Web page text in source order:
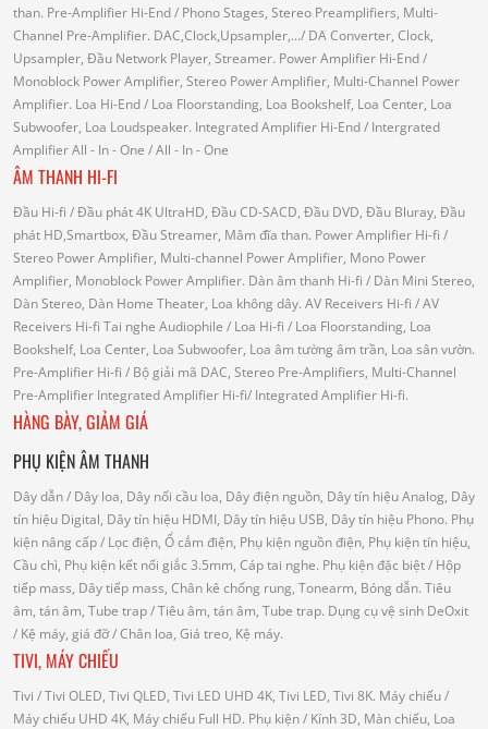
than. Pre-Amplifier Hi-End/ Phono Stages, Stereo Preamplifiers, Multi-
Channel Pre-Amplifier. DAC,Clock,Upsampler,.../ DA Converter, Clock,
Upsampler, Đầu Network Player, Streamer. Power Amplifier Hi-End/
Monoblock Power Amplifier, Stereo Power Amplifier, Multi-Channel Power
Amplifier. Loa Hi-End/ Loa Floorstanding, Loa Bookshelf, Loa Center, Loa
Subwoofer, Loa Loudspeaker. Integrated Amplifier Hi-End/ Intergrated
AmplifierAll - In - One / All - In - One
ÂM THANH HI-FI
Đầu Hi-fi / Đầu phát 4K UltraHD, Đầu CD-SACD, Đầu DVD, Đầu Bluray, Đầu
phát HD,Smartbox, Đầu Streamer, Mâm đĩa than. Power Amplifier Hi-fi /
Stereo Power Amplifier, Multi-channel Power Amplifier, Mono Power
Amplifier, Monoblock Power Amplifier. Dàn âm thanh Hi-fi / Dàn Mini Stereo,
Dàn Stereo, Dàn Home Theater, Loa không dây. AV Receivers Hi-fi / AV
Receivers Hi-fi Tai nghe Audiophile / Loa Hi-fi / Loa Floorstanding, Loa
Bookshelf, Loa Center, Loa Subwoofer, Loa âm tường âm trần, Loa sân vườn.
Pre-Amplifier Hi-fi / Bộ giải mã DAC, Stereo Pre-Amplifiers, Multi-Channel
Pre-Amplifier Integrated Amplifier Hi-fi/ Integrated Amplifier Hi-fi.
HÀNG BÀY, GIẢM GIÁ
PHỤ KIỆN ÂM THANH
Dây dẫn/ Dây loa, Dây nối cầu loa, Dây điện nguồn, Dây tín hiệu Analog, Dây
tín hiệu Digital, Dây tín hiệu HDMI, Dây tín hiệu USB, Dây tín hiệu Phono. Phụ
kiện nâng cấp/ Lọc điện, Ổ cắm điện, Phụ kiện nguồn điện, Phụ kiện tín hiệu,
Cầu chì, Phụ kiện kết nối giắc 3.5mm, Cáp tai nghe. Phụ kiện đặc biệt/ Hộp
tiếp mass, Dây tiếp mass, Chân kê chống rung, Tonearm, Bóng dẫn. Tiêu
âm, tán âm, Tube trap/ Tiêu âm, tán âm, Tube trap. Dụng cụ vệ sinh DeOxit
/ Kệ máy, giá đỡ/ Chân loa, Giá treo, Kệ máy.
TIVI, MÁY CHIẾU
Tivi / Tivi OLED, Tivi QLED, Tivi LED UHD 4K, Tivi LED, Tivi 8K. Máy chiếu/
Máy chiếu UHD 4K, Máy chiếu Full HD. Phụ kiện/ Kính 3D, Màn chiếu, Loa